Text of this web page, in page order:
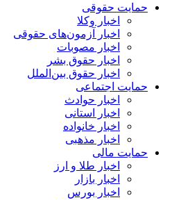
حمایت حقوقی
اخبار وکلا
اخبار آزمون‌های حقوقی
اخبار مصوبات
اخبار حقوق بشر
اخبار حقوق بین‌الملل
حمایت اجتماعی
اخبار حوادث
اخبار استانی
اخبار خانواده
اخبار مذهبی
حمایت مالی
اخبار طلا و ارز
اخبار بازار
اخبار بورس